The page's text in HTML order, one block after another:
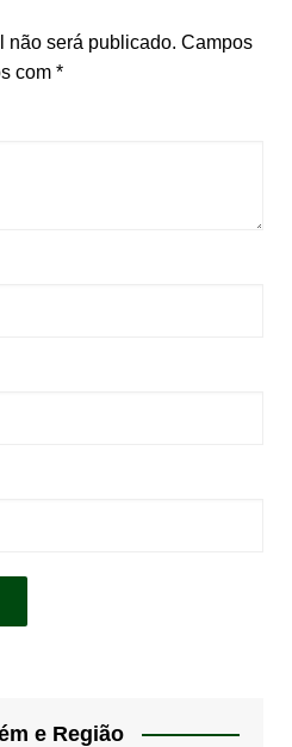
não será publicado. Campos
com *
e Região